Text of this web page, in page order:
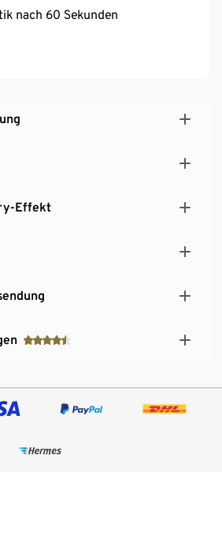
nach 60 Sekunden
bequemen Ablesen, die TARA-
Bedienung
Effekt